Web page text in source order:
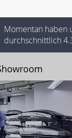
Momentan haben
durchschnittlich